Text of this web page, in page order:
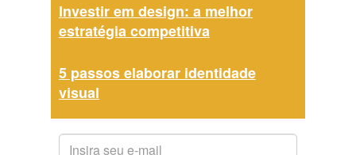
Investir em design: a melhor
estratégia competitiva
5 passos elaborar identidade
visual